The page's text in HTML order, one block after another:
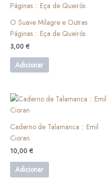
O Suave Milagre e Outras
Páginas :: Eça de Queirós
3,00 €
Adicionar
Caderno de Talamanca :: Emil
Cioran
10,00 €
Adicionar